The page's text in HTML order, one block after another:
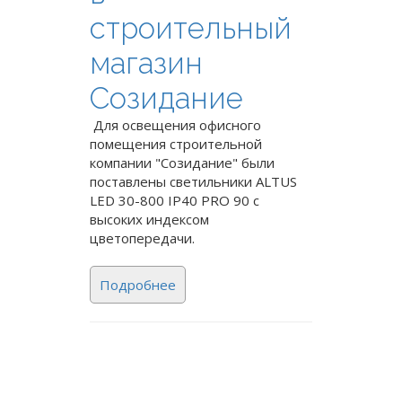
строительный
магазин
Созидание
Для освещения офисного
помещения строительной
компании "Созидание" были
поставлены светильники ALTUS
LED 30-800 IP40 PRO 90 с
высоких индексом
цветопередачи.
Подробнее